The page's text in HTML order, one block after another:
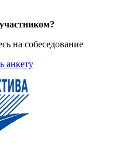
на собеседование
анкету